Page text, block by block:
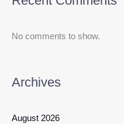
No comments to show.
Archives
August 2026